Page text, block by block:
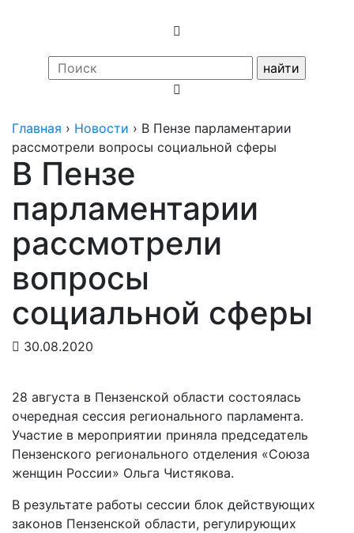
Главная › Новости › В Пензе парламентарии
рассмотрели вопросы социальной сферы
В Пензе
парламентарии
рассмотрели
вопросы
социальной сферы
30.08.2020
28 августа в Пензенской области состоялась
очередная сессия регионального парламента.
Участие в мероприятии приняла председатель
Пензенского регионального отделения «Союза
женщин России» Ольга Чистякова.
В результате работы сессии блок действующих
законов Пензенской области, регулирующих